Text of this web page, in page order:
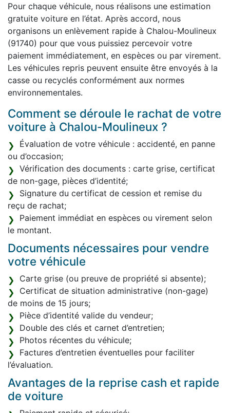
Pour chaque véhicule, nous réalisons une estimation
gratuite voiture en l’état. Après accord, nous
organisons un enlèvement rapide à Chalou-Moulineux
(91740) pour que vous puissiez percevoir votre
paiement immédiatement, en espèces ou par virement.
Les véhicules repris peuvent ensuite être envoyés à la
casse ou recyclés conformément aux normes
environnementales.
Comment se déroule le rachat de votre
voiture à Chalou-Moulineux ?
Évaluation de votre véhicule : accidenté, en panne
ou d’occasion;
Vérification des documents : carte grise, certificat
de non-gage, pièces d’identité;
Signature du certificat de cession et remise du
reçu de rachat;
Paiement immédiat en espèces ou virement selon
le montant.
Documents nécessaires pour vendre
votre véhicule
Carte grise (ou preuve de propriété si absente);
Certificat de situation administrative (non-gage)
de moins de 15 jours;
Pièce d’identité valide du vendeur;
Double des clés et carnet d’entretien;
Photos récentes du véhicule;
Factures d’entretien éventuelles pour faciliter
l’évaluation.
Avantages de la reprise cash et rapide
de voiture